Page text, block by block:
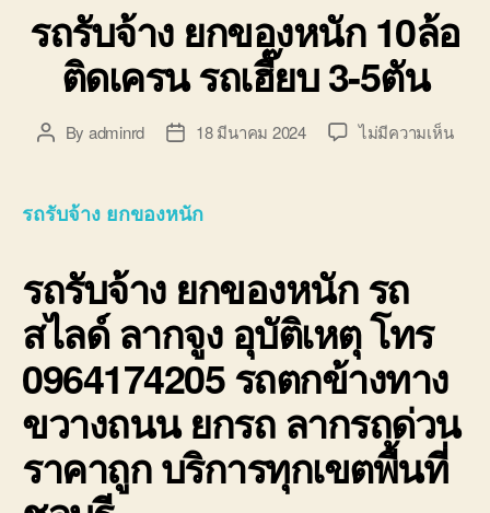
รถรับจ้าง ยกของหนัก 10ล้อ
ติดเครน รถเฮี๊ยบ 3-5ตัน
PostBy adminrd
Post18 มีนาคม 2024 ไม่มีความเห็นบน
5ตัน
รถรับจ้าง ยกของหนัก
รถรับจ้าง ยกของหนักรถ
สไลด์ ลากจูง อุบัติเหตุ โทร
0964174205 รถตกข้างทาง
ขวางถนน ยกรถ ลากรถด่วน
ราคาถูก บริการทุกเขตพื้นที่